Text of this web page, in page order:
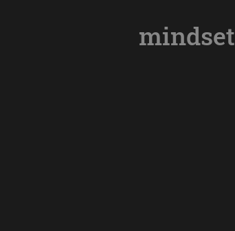
mindset